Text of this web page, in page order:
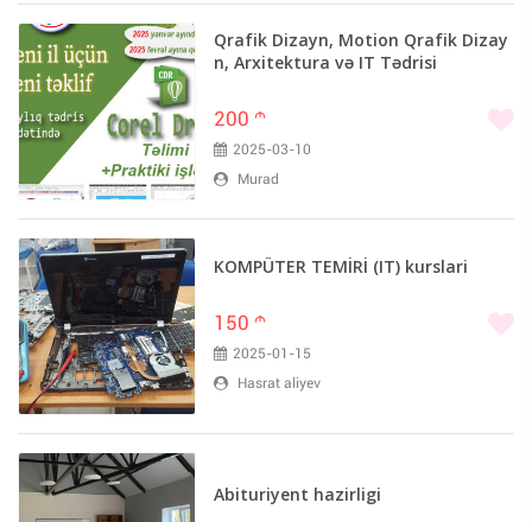
Qrafik Dizayn, Motion Qrafik Dizay
n, Arxitektura və IT Tədrisi
200 m
2025-03-10
Murad
KOMPÜTER TEMİRİ (IT) kurslari
150 m
2025-01-15
Hasrat aliyev
Abituriyent hazirligi